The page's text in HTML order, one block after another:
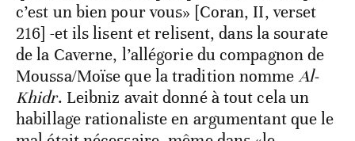
c’est un bien pour vous» [Coran, II, verset
216] -et ils lisent et relisent, dans la sourate
de la Caverne, l’allégorie du compagnon de
Moussa/Moïse que la tradition nommeAl-
Khidr. Leibniz avait donné à tout cela un
habillage rationaliste en argumentant que le